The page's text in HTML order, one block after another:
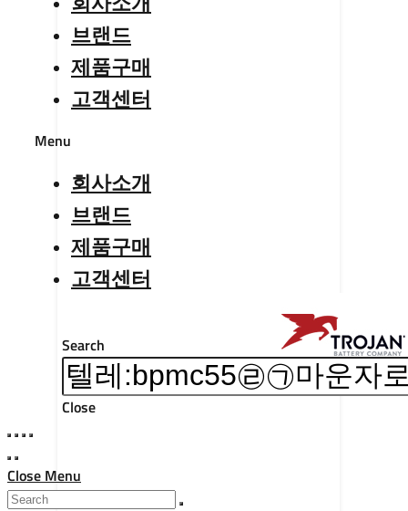
브랜드
제품구매
고객센터
Menu
회사소개
브랜드
제품구매
고객센터
Search
Close
Close Menu